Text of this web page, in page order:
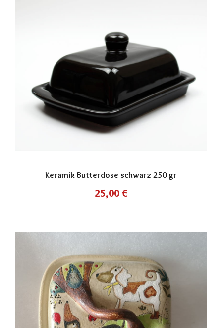
Keramik Butterdose schwarz 250 gr
25,00 €